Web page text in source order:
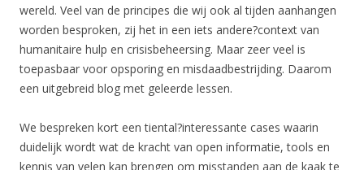
wereld. Veel van de principes die wij ook al tijden aanhangen
worden besproken, zij het in een iets andere?context van
humanitaire hulp en crisisbeheersing. Maar zeer veel is
toepasbaar voor opsporing en misdaadbestrijding. Daarom
een uitgebreid blog met geleerde lessen.
We bespreken kort een tiental?interessante cases waarin
duidelijk wordt wat de kracht van open informatie, tools en
kennis van velen kan brengen om misstanden aan de kaak te